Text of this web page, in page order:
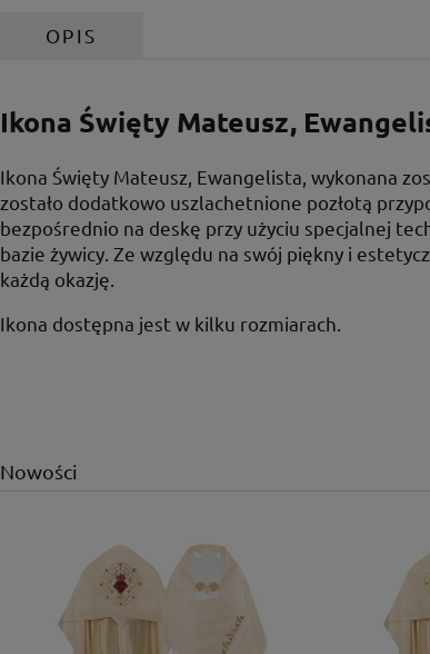
OPIS
Ikona Święty Mateusz,
Ikona Święty Mateusz, Ewangelista, wykonana
zostało dodatkowo uszlachetnione pozłotą
bezpośrednio na deskę przy użyciu specjalnej
bazie żywicy. Ze względu na swój piękny i
każdą okazję.
Ikona dostępna jest w kilku rozmiarach.
Nowości